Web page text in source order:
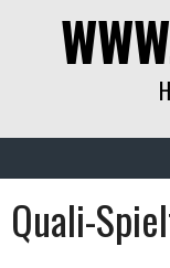
Quali-